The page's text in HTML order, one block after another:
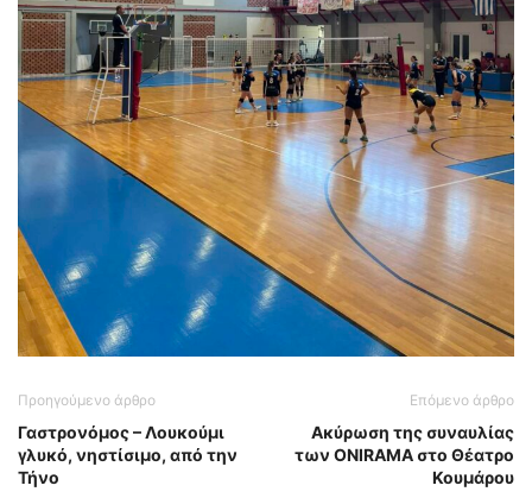
Προηγούμενο άρθρο
Γαστρονόμος – Λουκούμι
γλυκό, νηστίσιμο, από την
Τήνο
Επόμενο άρθρο
Ακύρωση της συναυλίας
των ONIRAMA στο Θέατρο
Κουμάρου